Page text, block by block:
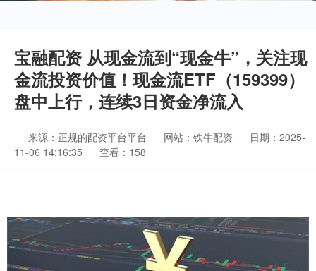
宝融配资 从现金流到“现金牛”，关注现
金流投资价值！现金流ETF（159399）
盘中上行，连续3日资金净流入
来源：正规的配资平台平台 网站：铁牛配资
日期：2025-
11-06 14:16:35
查看：158